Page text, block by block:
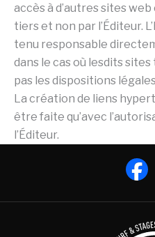
accès à d’autres sites
tiers et non par l’Éditeur.
tenu responsable
dans le cas où lesdits
pas les dispositions
La création de liens
être faite qu’avec
l’Éditeur.